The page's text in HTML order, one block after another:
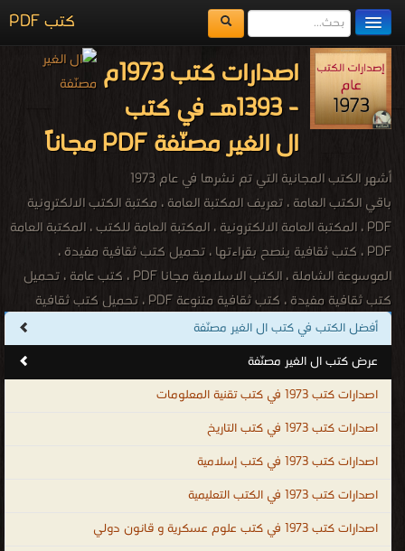
كتب PDF
مكتبة الكتب
المكتبات
يُقرأ حالياً
اضف كتاب
اصدارات كتب 1973م
- 1393هـ في كتب
ال الغير مصنّفة PDF مجاناً
أشهر الكتب المجانية التي تم نشرها في عام 1973
باقي الكتب العامة ، تعريف المكتبة العامة ، مكتبة الكتب الالكترونية
PDF ، المكتبة العامة الالكترونية ، المكتبة العامة للكتب ، المكتبة العامة
PDF ، كتب ثقافية ينصح بقراءتها ، تحميل كتب ثقافية مفيدة ،
الموسوعة الشاملة ، الكتب الاسلامية مجانا PDF ، كتب عامة ، تحميل
كتب ثقافية مفيدة ، كتب ثقافية متنوعة PDF ، تحميل كتب ثقافية
كتب معلومات عامة PDF ، مكتبة الكتب الالكترونية ، كتب متنوعة ، كتب
مصورة ، كتب صوتية ، كتب اون لاين ، كتب عامة للتحميل ، كتب عامة
للقراءة ، كتب عامة مجانية ، كتب اسلامية عامة ، كتب ثقافية عامة ، كتب
عامة فى الطبخ ، كتب عامة فى التاريخ ، كتب عامة فى الشعر ، ال الغير
أفضل الكتب في كتب ال الغير مصنّفة
عرض كتب ال الغير مصنّفة
اصدارات كتب 1973 في كتب تقنية المعلومات
اصدارات كتب 1973 في كتب التاريخ
اصدارات كتب 1973 في كتب إسلامية
اصدارات كتب 1973 في الكتب التعليمية
اصدارات كتب 1973 في كتب علوم عسكرية و قانون دولي